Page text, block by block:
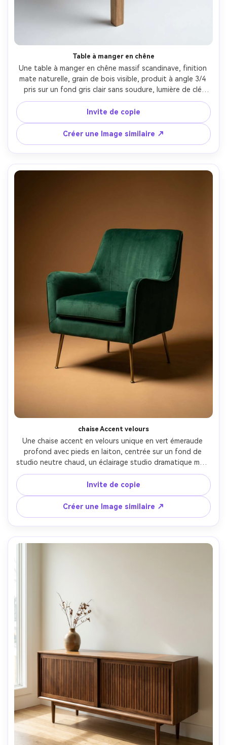
Table à manger en chêne
Une table à manger en chêne massif scandinave, finition
mate naturelle, grain de bois visible, produit à angle 3/4
pris sur un fond gris clair sans soudure, lumière de clé
softbox avec lumière de bord subtile, bords nets,
proportions réalistes, prise sur Canon EOS R5, 50mm, f/9,
classement des couleurs de catalogue propre,
photoréaliste, haute résolution-AR 4:5
Invite de copie
Créer une Image similaire ↗
chaise Accent velours
Une chaise accent en velours unique en vert émeraude
profond avec pieds en laiton, centrée sur un fond de
studio neutre chaud, un éclairage studio dramatique mais
doux avec des ombres contrôlées, prise sur Nikon Z7 II,
85mm, f/6.3, look publicitaire de meubles premium,
direction de sieste en tissu photoréaliste, détail de
couture nette-AR 4:5
Invite de copie
Créer une Image similaire ↗